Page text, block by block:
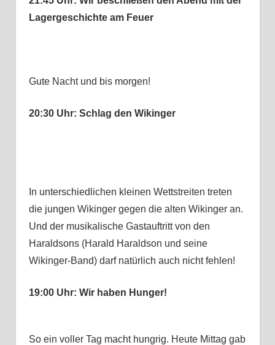
Lagergeschichte am Feuer
Gute Nacht und bis morgen!
20:30 Uhr: Schlag den Wikinger
In unterschiedlichen kleinen Wettstreiten treten
die jungen Wikinger gegen die alten Wikinger an.
Und der musikalische Gastauftritt von den
Haraldsons (Harald Haraldson und seine
Wikinger-Band) darf natürlich auch nicht fehlen!
19:00 Uhr: Wir haben Hunger!
So ein voller Tag macht hungrig. Heute Mittag gab